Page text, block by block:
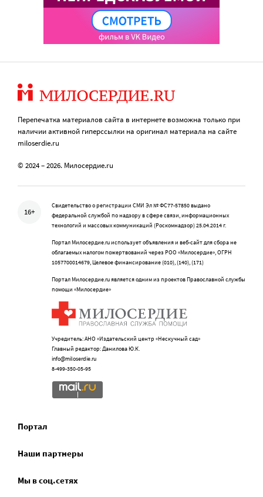
Перепечатка материалов сайта в интернете возможна только при
наличии активной гиперссылки на оригинал материала на сайте
miloserdie.ru
© 2024 – 2026. Милосердие.ru
16+
Свидетельство о регистрации СМИ Эл № ФС77-57850 выдано
федеральной службой по надзору в сфере связи, информационных
технологий и массовых коммуникаций (Роскомнадзор) 25.04.2014 г.
Портал Милосердие.ru использует объявления и веб-сайт для сбора не
облагаемых налогом пожертвований через РОО «Милосердие», ОГРН
1057700014679, Целевое финансирование (010), (140), (171)
Портал Милосердие.ru является одним из проектов Православной службы
помощи «Милосердие»
Учредитель: АНО «Издательский центр «Нескучный сад»
Главный редактор: Данилова Ю.К.
info@miloserdie.ru
8-499-350-05-95
Портал
Наши партнеры
Мы в соц.сетях